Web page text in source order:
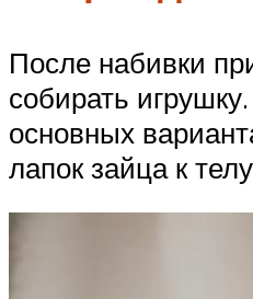
После набивки
собирать
основных
лапок зайца к